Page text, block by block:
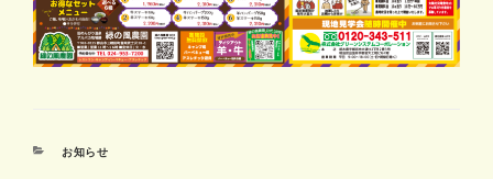
カ
お知らせ